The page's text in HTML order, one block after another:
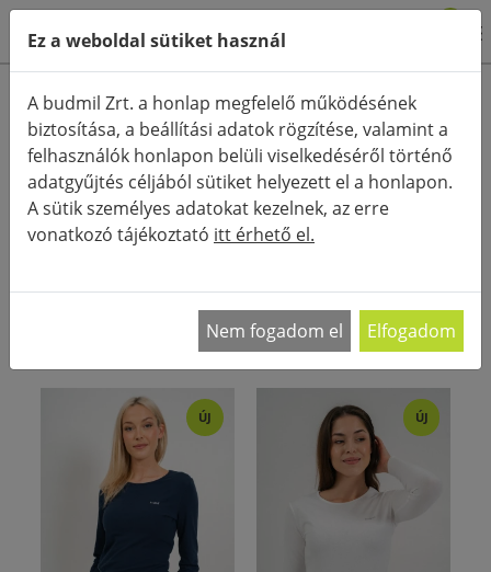
Termékkategóriák
Részletes keresés
FŐOLDAL KATEGÓRIÁK
HOSSZÚ UJJÚ FELSŐ
RENDEZÉS:
a férfiak öltözködési stílusától függetlenül.…
ÚJ ÚJ
Ez a weboldal sütiket használ
A budmil Zrt. a honlap megfelelő működésének
biztosítása, a beállítási adatok rögzítése, valamint a
felhasználók honlapon belüli viselkedéséről történő
adatgyűjtés céljából sütiket helyezett el a honlapon.
A sütik személyes adatokat kezelnek, az erre
vonatkozó tájékoztató itt érhető el.
Nem fogadom el Elfogadom